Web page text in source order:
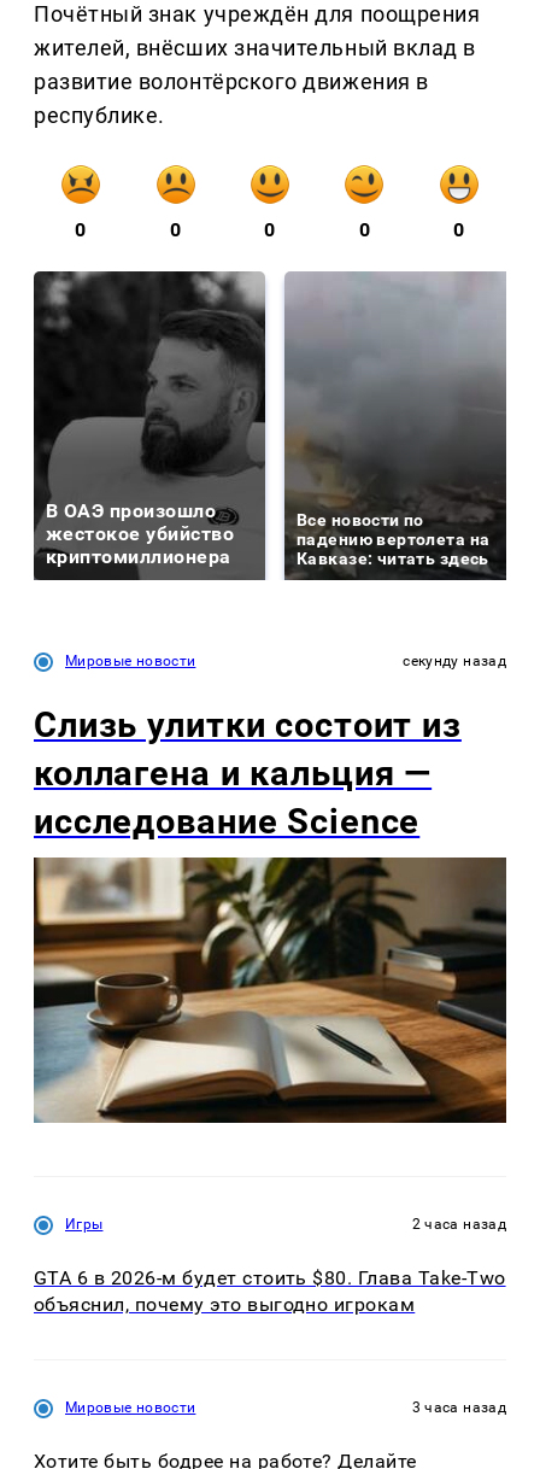
Почётный знак учреждён для поощрения
жителей, внёсших значительный вклад в
развитие волонтёрского движения в
республике.
0 0 0 0 0
В ОАЭ произошло
жестокое убийство
криптомиллионера
Все новости по
падению вертолета на
Кавказе: читать здесь
Мировые новости секунду назад
Слизь улитки состоит из
коллагена и кальция —
исследование Science
Игры 2 часа назад
GTA 6 в 2026-м будет стоить $80. Глава Take-Two
объяснил, почему это выгодно игрокам
Мировые новости 3 часа назад
Хотите быть бодрее на работе? Делайте